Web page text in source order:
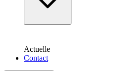
Actuelle
Contact